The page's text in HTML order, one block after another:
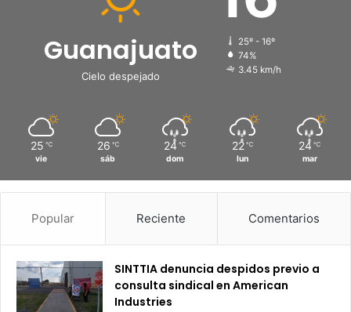
Guanajuato
Cielo despejado
25º - 16º
74%
3.45 km/h
25 ℃
vie
26 ℃
sáb
24 ℃
dom
22 ℃
lun
24 ℃
mar
Popular Reciente Comentarios
SINTTIA denuncia despidos previo a
consulta sindical en American
Industries